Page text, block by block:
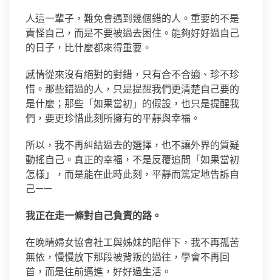
人這一輩子，難免會遇到幾個錯的人。重要的不是
責怪自己，而是不要被過去困住。能夠好好過自己
的日子，比什麼都來得重要。
感情從來沒有絕對的對錯，只有合不合適、珍不珍
惜。那些錯過的人，只是提醒我們更清楚自己要的
是什麼；那些「如果當初」的假設，也只是提醒我
們，要更珍惜此刻所擁有的平靜與幸福。
所以，我不再糾結過去的選擇，也不讓外界的質疑
動搖自己。真正的幸福，不是反覆追問「如果當初
怎樣」，而是能在此時此刻，平靜而篤定地告訴自
己——
我正在走一條對自己負責的路。
在晚晴婦女協會社工與姊妹的陪伴下，我不再孤苦
無依，慢慢放下那段被背叛的過往，學會不再回
首，而是往前邁進，好好過生活。